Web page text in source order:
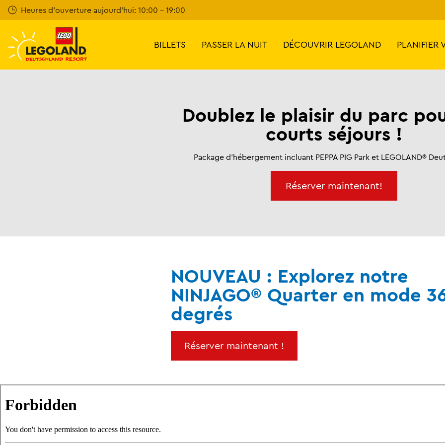
Skip
to
content
Heures d'ouverture aujourd'hui: 10:00 - 19:00
BILLETS PASSER LA NUIT DÉCOUVRIR LEGOLAND PLANIFIER
Doublez le plaisir du parc
courts séjours !
Package d'hébergement incluant PEPPA PIG Park et LEGOLAND®
Réserver maintenant!
NOUVEAU : Explorez notre
NINJAGO® Quarter en mode
degrés
Réserver maintenant !